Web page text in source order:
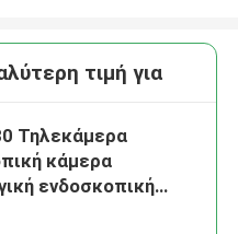
τιμή για
Τηλεκάμερα
κάμερα
ενδοσκοπική